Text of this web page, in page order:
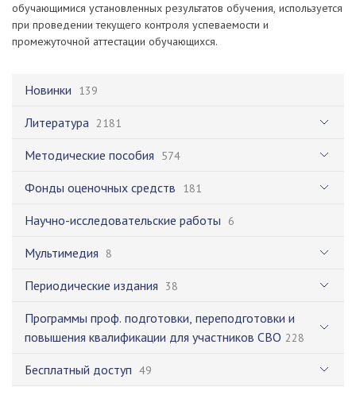
Новинки 139
Литература 2181
Методические пособия 574
Фонды оценочных средств 181
Научно-исследовательские работы 6
Мультимедия 8
Периодические издания 38
Программы проф. подготовки, переподготовки и
повышения квалификации для участников СВО 228
Бесплатный доступ 49
обучающимися установленных результатов обучения, используется
при проведении текущего контроля успеваемости и
промежуточной аттестации обучающихся.